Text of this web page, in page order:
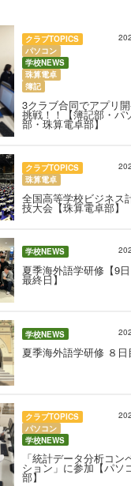
クラブTOPICS
パソコン
学校NEWS
珠算電卓
簿記
3クラブ合同でアプリ
挑戦！！【簿記部・パ
部・珠算電卓部】
クラブTOPICS
珠算電卓
全国高等学校ビジネス
技大会【珠算電卓部】
学校NEWS
夏季海外語学研修【9日
最終日】
学校NEWS
夏季海外語学研修 ８日
クラブTOPICS
パソコン
学校NEWS
「統計データ分析コン
ション」に参加【パソ
部】